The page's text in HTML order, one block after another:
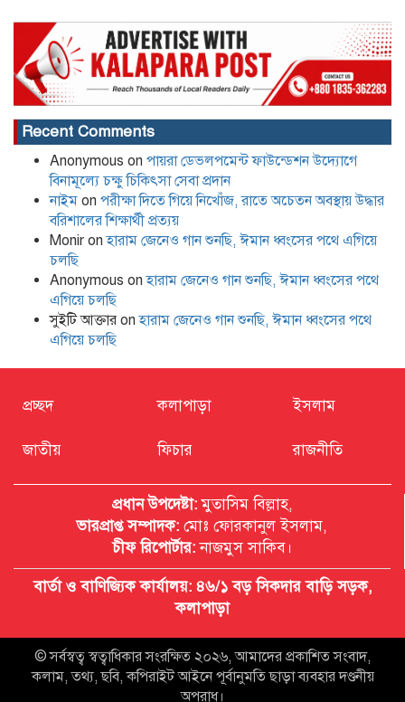
Recent Comments
Anonymous on পায়রা ডেভলপমেন্ট ফাউন্ডেশন উদ্যোগে
বিনামূল্যে চক্ষু চিকিৎসা সেবা প্রদান
নাইম on পরীক্ষা দিতে গিয়ে নিখোঁজ, রাতে অচেতন অবস্থায় উদ্ধার
বরিশালের শিক্ষার্থী প্রত্যয়
Monir onহারাম জেনেও গান শুনছি, ঈমান ধ্বংসের পথে এগিয়ে
চলছি
Anonymous onহারাম জেনেও গান শুনছি, ঈমান ধ্বংসের পথে
এগিয়ে চলছি
সুইটি আক্তার onহারাম জেনেও গান শুনছি, ঈমান ধ্বংসের পথে
এগিয়ে চলছি
প্রচ্ছদ কলাপাড়া ইসলাম
জাতীয় ফিচার রাজনীতি
প্রধান উপদেষ্টা:মুতাসিম বিল্লাহ,
ভারপ্রাপ্ত সম্পাদক: মোঃ ফোরকানুল ইসলাম,
চীফ রিপোর্টার:নাজমুস সাকিব।
বার্তা ও বাণিজ্যিক কার্যালয়: ৪৬/১ বড় সিকদার বাড়ি সড়ক,
কলাপাড়া
© সর্বস্বত্ব স্বত্বাধিকার সংরক্ষিত ২০২৬, আমাদের প্রকাশিত সংবাদ,
কলাম, তথ্য, ছবি, কপিরাইট আইনে পূর্বানুমতি ছাড়া ব্যবহার দণ্ডনীয়
অপরাধ।